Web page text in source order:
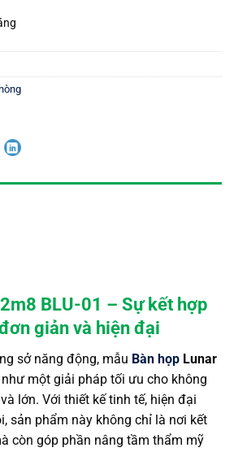
BLU-01 – Sự kết hợp
giản và hiện đại
sở năng động, mẫu Bàn họp Lunar
một giải pháp tối ưu cho không
lớn. Với thiết kế tinh tế, hiện đại
sản phẩm này không chỉ là nơi kết
còn góp phần nâng tầm thẩm mỹ